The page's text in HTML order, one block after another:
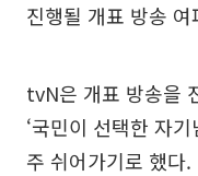
진행될 개표 방송
tvN은 개표 방송을
‘국민이 선택한 자
주 쉬어가기로 했다.